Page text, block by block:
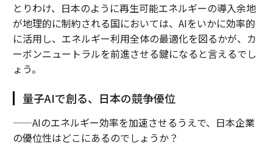
とりわけ、日本のように再生可能エネルギーの導入余地
が地理的に制約される国においては、AIをいかに効率的
に活用し、エネルギー利用全体の最適化を図るかが、カ
ーボンニュートラルを前進させる鍵になると言えるでし
ょう。
量子AIで創る、日本の競争優位
——AIのエネルギー効率を加速させるうえで、日本企業
の優位性はどこにあるのでしょうか？